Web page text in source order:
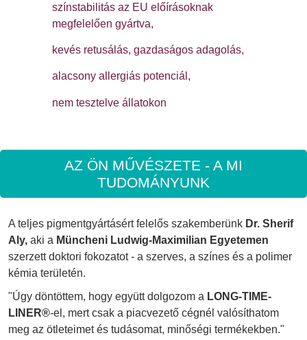
színstabilitás az EU előírásoknak
megfelelően gyártva,
kevés retusálás, gazdaságos adagolás,
alacsony allergiás potenciál,
nem tesztelve állatokon
AZ ÖN MŰVÉSZETE - A MI
TUDOMÁNYUNK
A teljes pigmentgyártásért felelős szakemberünk Dr. Sherif
Aly, aki a Müncheni Ludwig-Maximilian Egyetemen
szerzett doktori fokozatot - a szerves, a színes és a polimer
kémia területén.
"Úgy döntöttem, hogy együtt dolgozom a LONG-TIME-
LINER®-el, mert csak a piacvezető cégnél valósíthatom
meg az ötleteimet és tudásomat, minőségi termékekben."